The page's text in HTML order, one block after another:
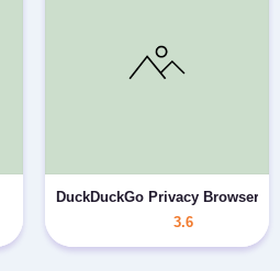
DuckDuckGo Privacy Browser
3.6